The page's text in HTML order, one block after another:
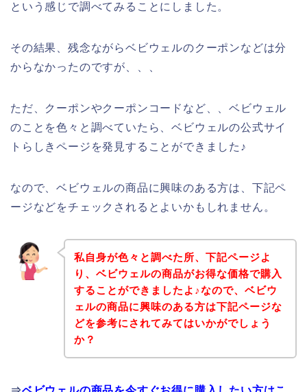
という感じで調べてみることにしました。
その結果、残念ながらベビウェルのクーポンなどは分
からなかったのですが、、、
ただ、クーポンやクーポンコードなど、、ベビウェル
のことを色々と調べていたら、ベビウェルの公式サイ
トらしきページを発見することができました♪
なので、ベビウェルの商品に興味のある方は、下記ペ
ージなどをチェックされるとよいかもしれません。
私自身が色々と調べた所、下記ページよ
り、ベビウェルの商品がお得な価格で購入
することができましたよ♪なので、ベビウ
ェルの商品に興味のある方は下記ページな
どを参考にされてみてはいかがでしょう
か？